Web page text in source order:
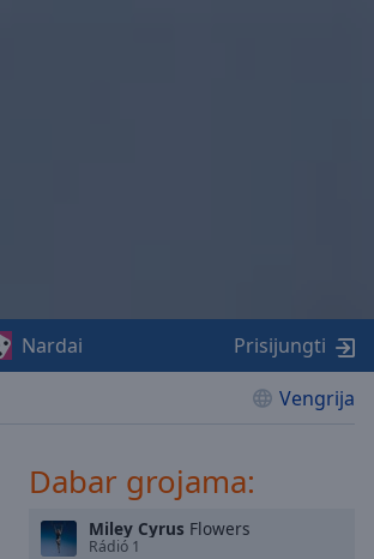
Vengrija
Nardai Prisijungti
Dabar grojama:
Miley Cyrus Flowers
Rádió 1